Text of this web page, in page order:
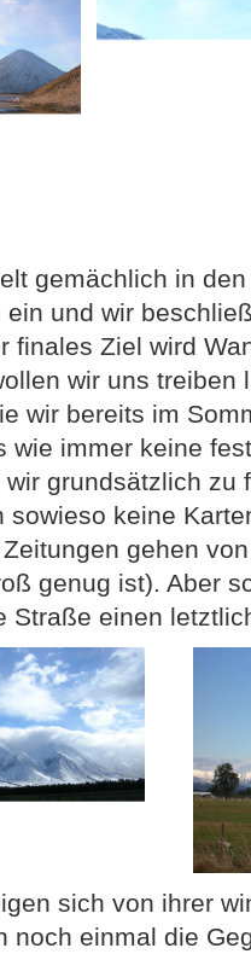
gemächlich in
ein und wir
finales Ziel wird
wir uns treiben
wir bereits im
wie immer keine
wir grundsätzlich zu
sowieso keine
gehen
genug ist). Aber
Straße einen
sich von ihrer
noch einmal die